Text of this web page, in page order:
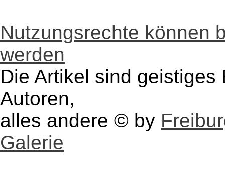
Nutzungsrechte können
werden
Die Artikel sind
Autoren,
alles andere © by
Galerie